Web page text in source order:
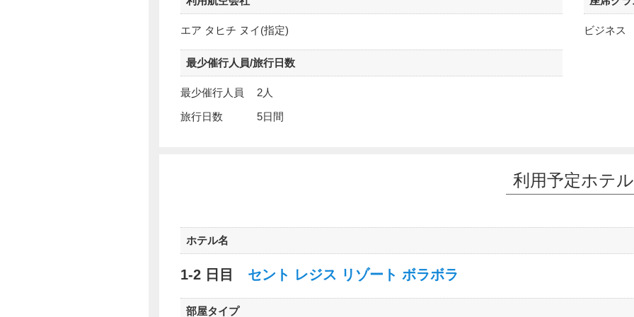
エア タヒチ ヌイ(指定) ビジネス
最少催行人員/旅行日数
最少催行人員
2人
旅行日数
5日間
利用予定ホテル
ホテル名
1-2 日目 セント レジス リゾート ボラボラ
部屋タイプ